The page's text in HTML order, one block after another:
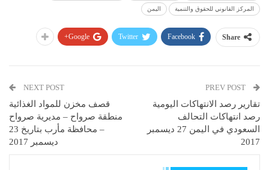
المركز القانوني للحقوق والتنمية اليمن
Share
Facebook
Twitter
Google+
تقارير رصد الانتهاكات اليومية
رصد انتهاكات التحالف
السعودي في اليمن 27 ديسمبر
2017
NEXT POST
قصف مخزن للمواد الغذائية
منطقة صرواح – مديرية صرواح
– محافظة مأرب بتاريخ 23
ديسمبر 2017